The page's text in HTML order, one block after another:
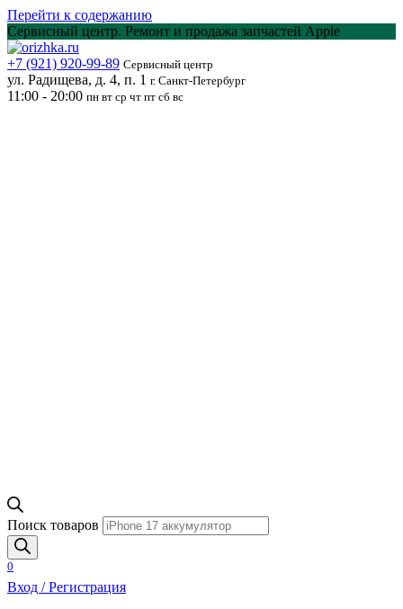
Перейти к содержанию
Сервисный центр. Ремонт и продажа запчастей Apple
+7 (921) 920-99-89 Сервисный центр
ул. Радищева, д. 4, п. 1 г. Санкт-Петербург
11:00 - 20:00 пн вт ср чт пт сб вс
Поиск товаров
0
Вход / Регистрация